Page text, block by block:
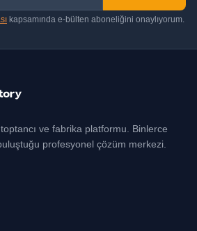
kapsamında e-bülten aboneliğini onaylıyorum.
ve fabrika platformu. Binlerce
profesyonel çözüm merkezi.